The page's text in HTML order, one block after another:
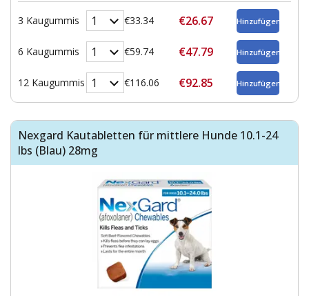
3 Kaugummis €33.34 €26.67
6 Kaugummis €59.74 €47.79
12 Kaugummis €116.06 €92.85
Nexgard Kautabletten für mittlere Hunde 10.1-24
lbs (Blau) 28mg